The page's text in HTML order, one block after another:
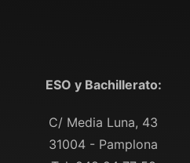
ESO y Bachillerato:
C/ Media Luna, 43
31004 - Pamplona